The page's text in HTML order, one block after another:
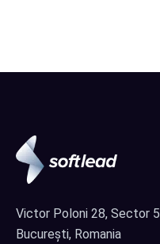
Victor Poloni 28, Sector 5
București, Romania